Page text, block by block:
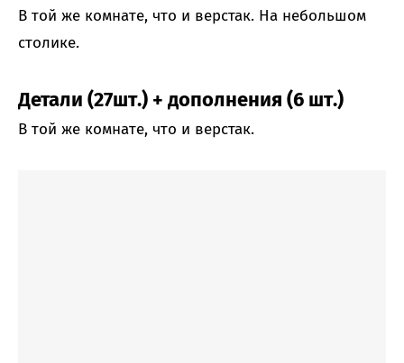
В той же комнате, что и верстак. На небольшом
столике.
Детали (27шт.) + дополнения (6 шт.)
В той же комнате, что и верстак.